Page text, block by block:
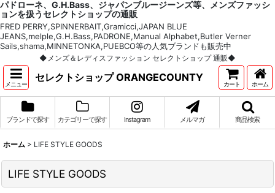
パドローネ、G.H.Bass、ジャパンブルージーンズ等、メンズファッシ
ョンを扱うセレクトショップの通販
FRED PERRY,SPINNERBAIT,Gramicci,JAPAN BLUE
JEANS,melple,G.H.Bass,PADRONE,Manual Alphabet,Butler Verner
Sails,shama,MINNETONKA,PUEBCO等の人気ブランドも販売中
◆メンズ＆レディスファッション セレクトショップ 通販◆
メニュー
セレクトショップ ORANGECOUNTY
カート ホーム
ブランドで探す カテゴリーで探す Instagram メルマガ 商品検索
ホーム > LIFE STYLE GOODS
LIFE STYLE GOODS